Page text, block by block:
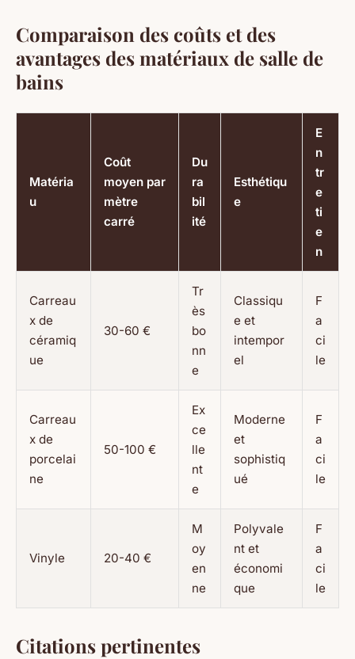
Comparaison des coûts et des
avantages des matériaux de salle de
bains
Matéria
u
Coût
moyen par
mètre
carré
Du
ra
bil
ité
Esthétiqu
e
E
n
tr
e
ti
e
n
Carreau
x de
céramiq
ue
30-60 €
Tr
ès
bo
nn
e
Classiqu
e et
intempor
el
F
a
ci
le
Carreau
x de
porcelai
ne
50-100 €
Ex
ce
lle
nt
e
Moderne
et
sophistiq
ué
F
a
ci
le
Vinyle 20-40 €
M
oy
en
ne
Polyvale
nt et
économi
que
F
a
ci
le
Citations pertinentes